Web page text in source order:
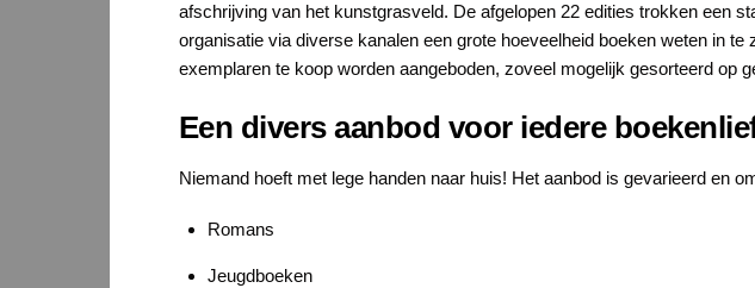
afschrijving van het kunstgrasveld. De afgelopen 22 edities trokken een
organisatie via diverse kanalen een grote hoeveelheid boeken weten in
exemplaren te koop worden aangeboden, zoveel mogelijk gesorteerd op
Een divers aanbod voor iedere
Niemand hoeft met lege handen naar huis! Het aanbod is gevarieerd en
Romans
Jeugdboeken